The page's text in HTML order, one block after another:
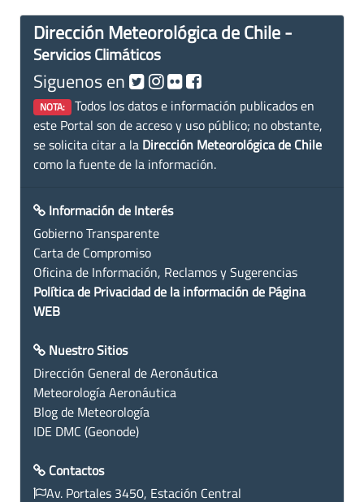
Dirección Meteorológica de Chile -
Servicios Climáticos
Siguenos en
NOTA: Todos los datos e información publicados en
este Portal son de acceso y uso público; no obstante,
se solicita citar a la Dirección Meteorológica de Chile
como la fuente de la información.
Información de Interés
Gobierno Transparente
Carta de Compromiso
Oficina de Información, Reclamos y Sugerencias
Política de Privacidad de la información de Página
WEB
Nuestro Sitios
Dirección General de Aeronáutica
Meteorología Aeronáutica
Blog de Meteorología
IDE DMC (Geonode)
Contactos
Av. Portales 3450, Estación Central